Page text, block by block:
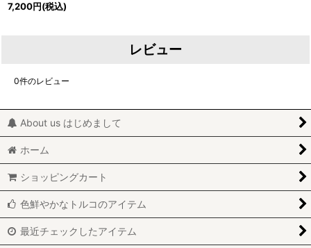
7,200円(税込)
レビュー
0件のレビュー
About us はじめまして
ホーム
ショッピングカート
色鮮やかなトルコのアイテム
最近チェックしたアイテム